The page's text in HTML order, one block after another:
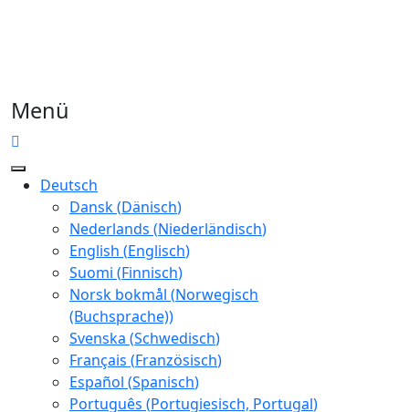
Menü
Deutsch
Dansk(Dänisch)
Nederlands (Niederländisch)
English (Englisch)
Suomi (Finnisch)
Norsk bokmål (Norwegisch
(Buchsprache))
Svenska (Schwedisch)
Français (Französisch)
Español (Spanisch)
Português (Portugiesisch, Portugal)